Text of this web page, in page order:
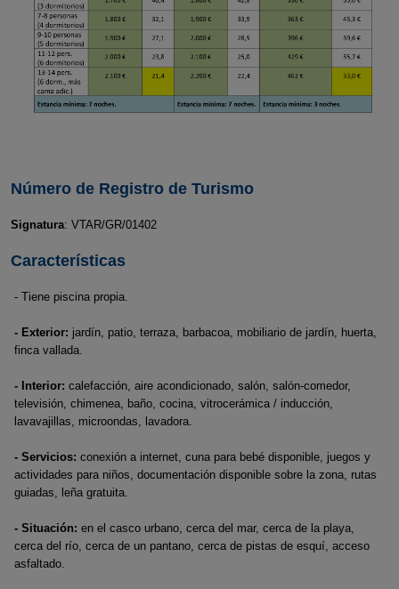
Número de Registro de Turismo
Signatura: VTAR/GR/01402
Características
- Tiene piscina propia.
- Exterior: jardín, patio, terraza, barbacoa, mobiliario de jardín, huerta,
finca vallada.
- Interior: calefacción, aire acondicionado, salón, salón-comedor,
televisión, chimenea, baño, cocina, vitrocerámica / inducción,
lavavajillas, microondas, lavadora.
- Servicios: conexión a internet, cuna para bebé disponible, juegos y
actividades para niños, documentación disponible sobre la zona, rutas
guiadas, leña gratuita.
- Situación: en el casco urbano, cerca del mar, cerca de la playa,
cerca del río, cerca de un pantano, cerca de pistas de esquí, acceso
asfaltado.